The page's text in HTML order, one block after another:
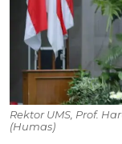
Rektor UMS, Prof.
(Humas)